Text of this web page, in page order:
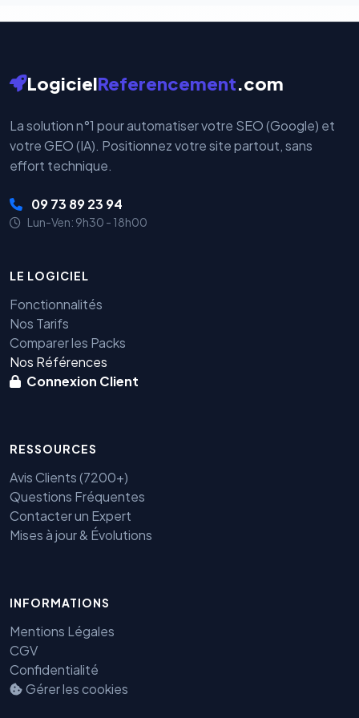
LogicielReferencement.com
La solution n°1 pour automatiser votre SEO (Google) et
votre GEO (IA). Positionnez votre site partout, sans
effort technique.
09 73 89 23 94
Lun-Ven: 9h30 - 18h00
LE LOGICIEL
Fonctionnalités
Nos Tarifs
Comparer les Packs
Nos Références
Connexion Client
RESSOURCES
Avis Clients (7200+)
Questions Fréquentes
Contacter un Expert
Mises à jour & Évolutions
INFORMATIONS
Mentions Légales
CGV
Confidentialité
Gérer les cookies